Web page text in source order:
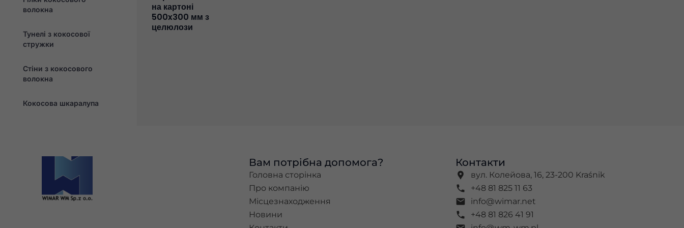
волокна
Тунелі з кокосової
стружки
Стіни з кокосового
волокна
Кокосова шкаралупа
на картоні
500x300 мм з
целюлози
Вам потрібна допомога?
Головна сторінка
Про компанію
Місцезнаходження
Новини
Контакти
вул. Колейова, 16, 23-200 Kraśnik
+48 81 825 11 63
info@wimar.net
+48 81 826 41 91
інтересами та